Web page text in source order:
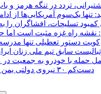
تردد در تنگه هرمز
تنها یک‌سوم آمریکایی‌ها از
تسلیحات، افشاگران را
راه غزه مثبت است اما
کویت دستور تعطیلی تنها
سابق تیم ملی زنان
حمله با خودرو به جمعیت
دست‌کم ۳۰ نیروی دولتی یمن در حملات حوثی‌ها کشته شدند